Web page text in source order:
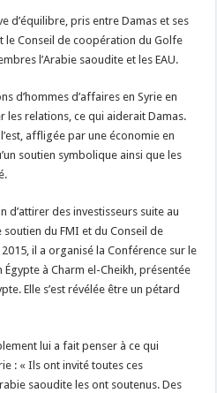
d’équilibre, pris entre Damas et ses
le Conseil de coopération du Golfe
l’Arabie saoudite et les EAU.
d’hommes d’affaires en Syrie en
les relations, ce qui aiderait Damas.
affligée par une économie en
soutien symbolique ainsi que les
d’attirer des investisseurs suite au
du FMI et du Conseil de
il a organisé la Conférence sur le
à Charm el-Cheikh, présentée
Elle s’est révélée être un pétard
lui a fait penser à ce qui
: « Ils ont invité toutes ces
saoudite les ont soutenus. Des